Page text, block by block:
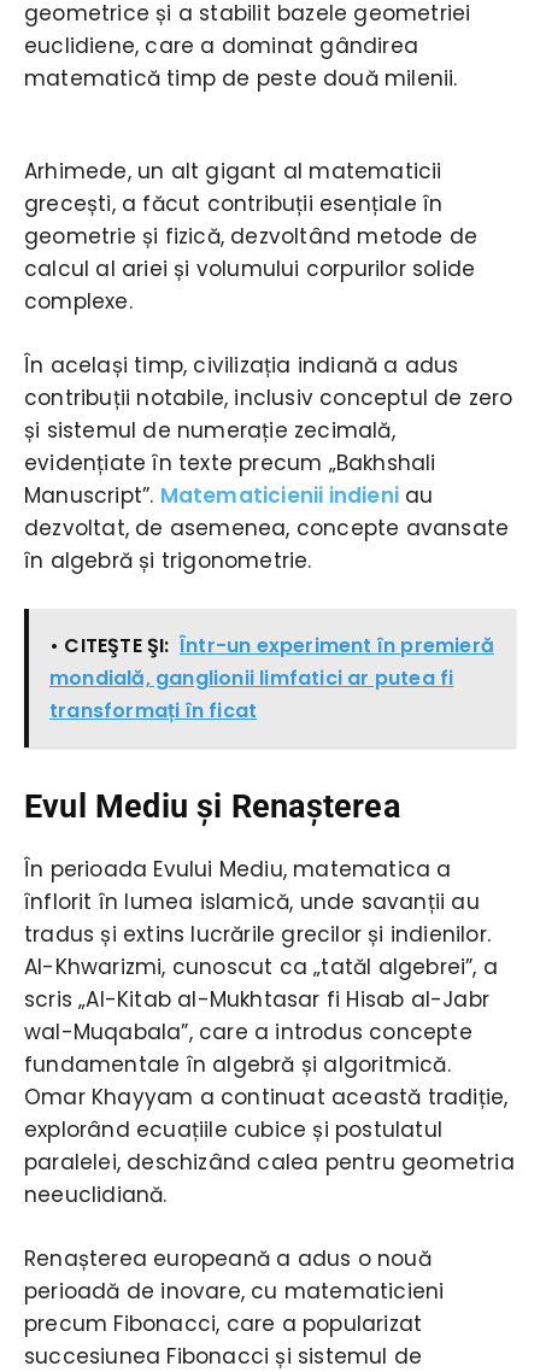
geometrice și a stabilit bazele geometriei
euclidiene, care a dominat gândirea
matematică timp de peste două milenii.
Arhimede, un alt gigant al matematicii
grecești, a făcut contribuții esențiale în
geometrie și fizică, dezvoltând metode de
calcul al ariei și volumului corpurilor solide
complexe.
În același timp, civilizația indiană a adus
contribuții notabile, inclusiv conceptul de zero
și sistemul de numerație zecimală,
evidențiate în texte precum „Bakhshali
Manuscript”. Matematicienii indieni au
dezvoltat, de asemenea, concepte avansate
în algebră și trigonometrie.
• CITEŞTE ŞI: Într-un experiment în premieră
mondială, ganglionii limfatici ar putea fi
transformați în ficat
Evul Mediu și Renașterea
În perioada Evului Mediu, matematica a
înflorit în lumea islamică, unde savanții au
tradus și extins lucrările grecilor și indienilor.
Al-Khwarizmi, cunoscut ca „tatăl algebrei”, a
scris „Al-Kitab al-Mukhtasar fi Hisab al-Jabr
wal-Muqabala”, care a introdus concepte
fundamentale în algebră și algoritmică.
Omar Khayyam a continuat această tradiție,
explorând ecuațiile cubice și postulatul
paralelei, deschizând calea pentru geometria
neeuclidiană.
Renașterea europeană a adus o nouă
perioadă de inovare, cu matematicieni
precum Fibonacci, care a popularizat
succesiunea Fibonacci și sistemul de